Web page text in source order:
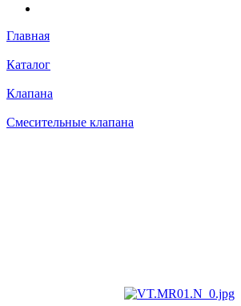
Главная
Каталог
Клапана
Смесительные клапана